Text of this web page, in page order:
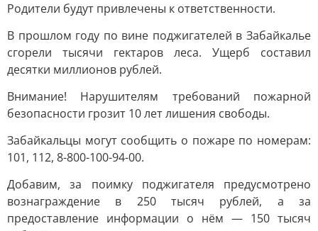
Родители будут привлечены к ответственности.
В прошлом году по вине поджигателей в Забайкалье
сгорели тысячи гектаров леса. Ущерб составил
десятки миллионов рублей.
Внимание! Нарушителям требований пожарной
безопасности грозит 10 лет лишения свободы.
Забайкальцы могут сообщить о пожаре по номерам:
101, 112, 8-800-100-94-00.
Добавим, за поимку поджигателя предусмотрено
вознаграждение в 250 тысяч рублей, а за
предоставление информации о нём — 150 тысяч